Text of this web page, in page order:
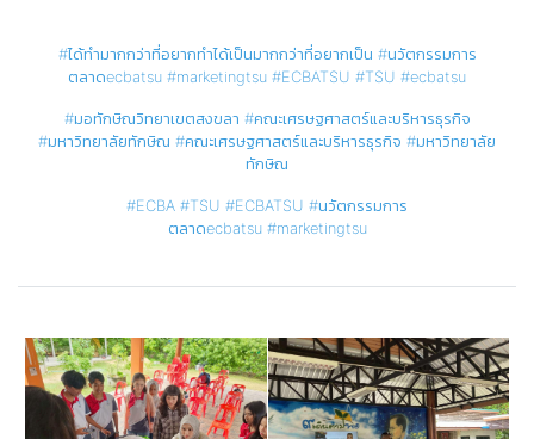
#ได้ทำมากกว่าที่อยากทำได้เป็นมากกว่าที่อยากเป็น #นวัตกรรมการ
ตลาดecbatsu #marketingtsu #ECBATSU #TSU #ecbatsu
#มอทักษิณวิทยาเขตสงขลา #คณะเศรษฐศาสตร์และบริหารธุรกิจ
#มหาวิทยาลัยทักษิณ #คณะเศรษฐศาสตร์และบริหารธุรกิจ #มหาวิทยาลัย
ทักษิณ
#ECBA #TSU #ECBATSU #นวัตกรรมการ
ตลาดecbatsu #marketingtsu